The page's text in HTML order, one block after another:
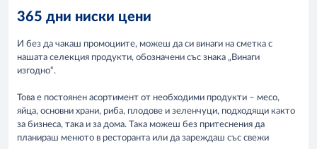
365 дни ниски цени
И без да чакаш промоциите, можеш да си винаги на сметка с
нашата селекция продукти, обозначени със знака „Винаги
изгодно“.
Това е постоянен асортимент от необходими продукти – месо,
яйца, основни храни, риба, плодове и зеленчуци, подходящи както
за бизнеса, така и за дома. Така можеш без притеснения да
планираш менюто в ресторанта или да зареждаш със свежи